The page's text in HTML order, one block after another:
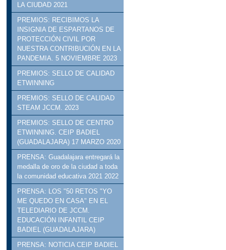
LA CIUDAD 2021
PREMIOS: RECIBIMOS LA
INSIGNIA DE ESPARTANOS DE
PROTECCIÓN CIVIL POR
NUESTRA CONTRIBUCIÓN EN LA
PANDEMIA. 5 NOVIEMBRE 2023
PREMIOS: SELLO DE CALIDAD
ETWINNING
PREMIOS: SELLO DE CALIDAD
STEAM JCCM. 2023
PREMIOS: SELLO DE CENTRO
ETWINNING. CEIP BADIEL
(GUADALAJARA) 17 MARZO 2020
PRENSA: Guadalajara entregará la
medalla de oro de la ciudad a toda
la comunidad educativa 2021 2022
PRENSA: LOS "50 RETOS "YO
ME QUEDO EN CASA" EN EL
TELEDIARIO DE JCCM.
EDUCACIÓN INFANTIL CEIP
BADIEL (GUADALAJARA)
PRENSA: NOTICIA CEIP BADIEL